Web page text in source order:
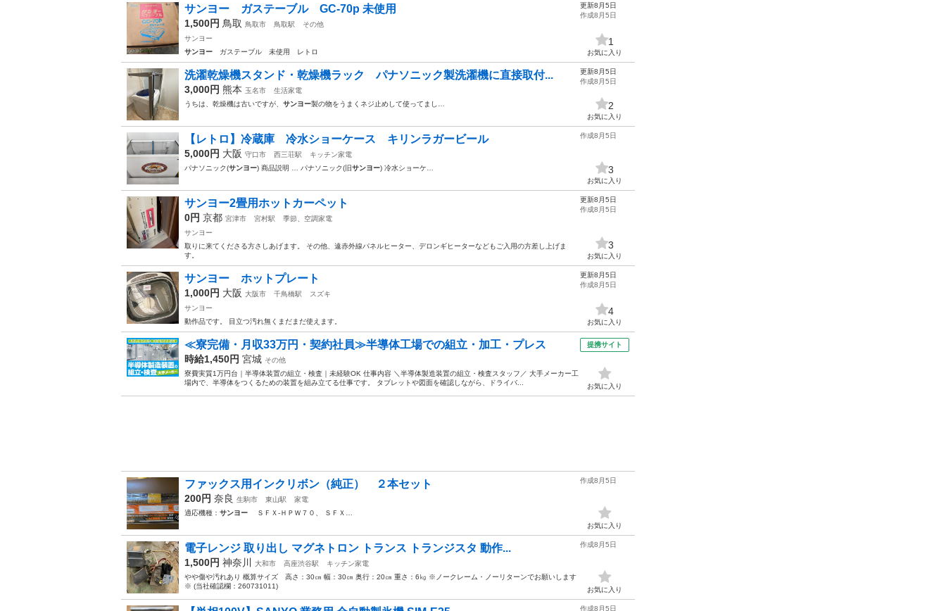
サンヨー ガステーブル GC-70p 未使用
1,500円 鳥取 鳥取市 鳥取駅
その他
サンヨー
サンヨー ガステーブル 未使用 レトロ
更新8月5日
作成8月5日
1
お気に入り
洗濯乾燥機スタンド・乾燥機ラック パナソニック製洗濯機に直接取付...
3,000円 熊本 玉名市
生活家電
うちは、乾燥機は古いですが、 サンヨー製の物をうまくネジ止めして使ってまし…
更新8月5日
作成8月5日
2
お気に入り
【レトロ】冷蔵庫 冷水ショーケース キリンラガービール
5,000円 大阪 守口市 西三荘駅
キッチン家電
パナソニック(サンヨー) 商品説明 … パナソニック(旧サンヨー) 冷水ショーケ…
作成8月5日
3
お気に入り
サンヨー2畳用ホットカーペット
0円 京都 宮津市 宮村駅
季節、空調家電
サンヨー
取りに来てくださる方さしあげます。 その他、遠赤外線パネルヒーター、デロンギヒーターなどもご入用の方差し上げま
す。
更新8月5日
作成8月5日
3
お気に入り
サンヨー ホットプレート
1,000円 大阪 大阪市 千鳥橋駅
スズキ
サンヨー
動作品です。 目立つ汚れ無くまだまだ使えます。
更新8月5日
作成8月5日
4
お気に入り
≪寮完備・月収33万円・契約社員≫半導体工場での組立・加工・プレス
時給1,450円 宮城 その他
寮費実質1万円台｜半導体装置の組立・検査｜未経験OK 仕事内容 ＼半導体製造装置の組立・検査スタッフ／ 大手メーカー工
場内で、半導体をつくるための装置を組み立てる仕事です。 タブレットや図面を確認しながら、ドライバ...
提携サイト
お気に入り
ファックス用インクリボン（純正） ２本セット
200円 奈良 生駒市 東山駅
家電
適応機種： サンヨー ＳＦＸ-ＨＰＷ７０、 ＳＦＸ…
作成8月5日
お気に入り
電子レンジ 取り出し マグネトロン トランス トランジスタ 動作...
1,500円 神奈川 大和市 高座渋谷駅
キッチン家電
やや傷や汚れあり 概算サイズ 高さ：30㎝ 幅：30㎝ 奥行：20㎝ 重さ：6㎏ ※ノークレーム・ノーリターンでお願いします
※ (当社確認欄：260731011)
作成8月5日
お気に入り
作成8月5日